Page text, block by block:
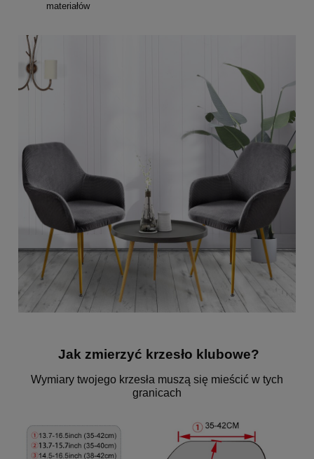
materiałów
Jak zmierzyć krzesło klubowe?
Wymiary twojego krzesła muszą się mieścić w tych
granicach